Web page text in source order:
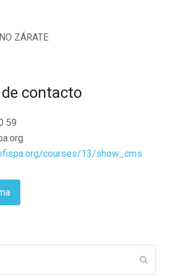
ZÁRATE
contacto
59
courses/13/show_cms